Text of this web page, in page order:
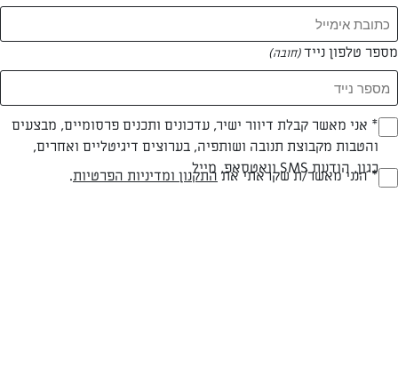
המאמרים של נווה סבג
0 מאמרים
מספר טלפון נייד(חובה)
(חובה)* אני מאשר קבלת דיוור ישיר, עדכונים ותכנים פרסומיים, מבצעים
והטבות מקבוצת תנובה ושותפיה, בערוצים דיגיטליים ואחרים,
כגון, הודעת SMS וואטסאפ, מייל(חובה)* הנני מאשר/ת שקראתי את התקנון ומדיניות הפרטיות.